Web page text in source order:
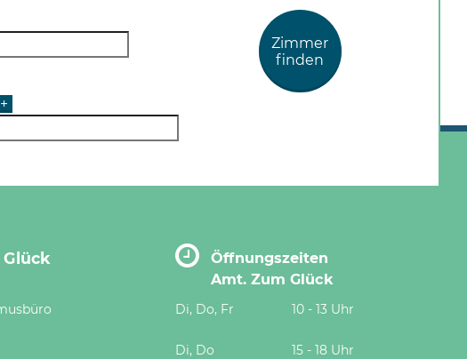
+
Zimmer
finden
Öffnungszeiten
Amt. Zum Glück
Di, Do, Fr 10 - 13 Uhr
Di, Do 15 - 18 Uhr